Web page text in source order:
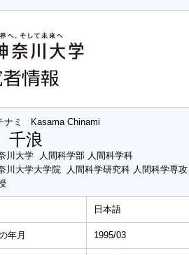
ミ Kasama Chinami
浪
川大学 人間科学部 人間科学科
川大学大学院 人間科学研究科 人間科学専
日本語
年月 1995/03